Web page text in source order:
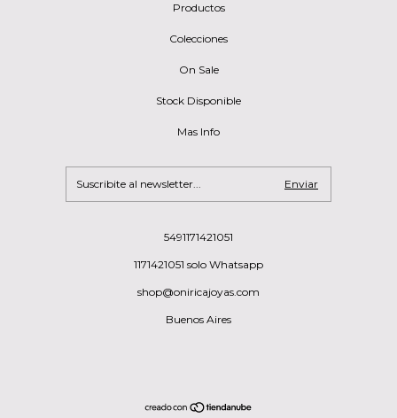
Productos
Colecciones
On Sale
Stock Disponible
Mas Info
5491171421051
1171421051 solo Whatsapp
shop@oniricajoyas.com
Buenos Aires